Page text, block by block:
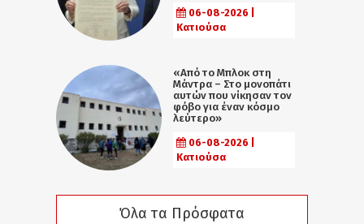
06-08-2026 |
Κατιούσα
«Από το Μπλοκ στη
Μάντρα – Στο μονοπάτι
αυτών που νίκησαν τον
φόβο για έναν κόσμο
λεύτερο»
06-08-2026 |
Κατιούσα
Όλα τα Πρόσφατα